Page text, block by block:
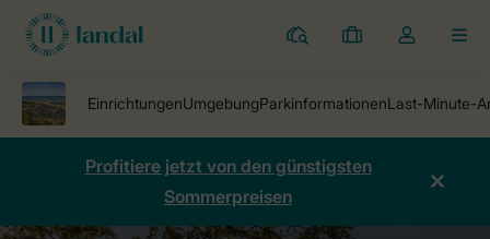
Ferienparks
Meine
Dropdown-
öffnen
Profitiere jetzt von den günstigsten
Sommerpreisen